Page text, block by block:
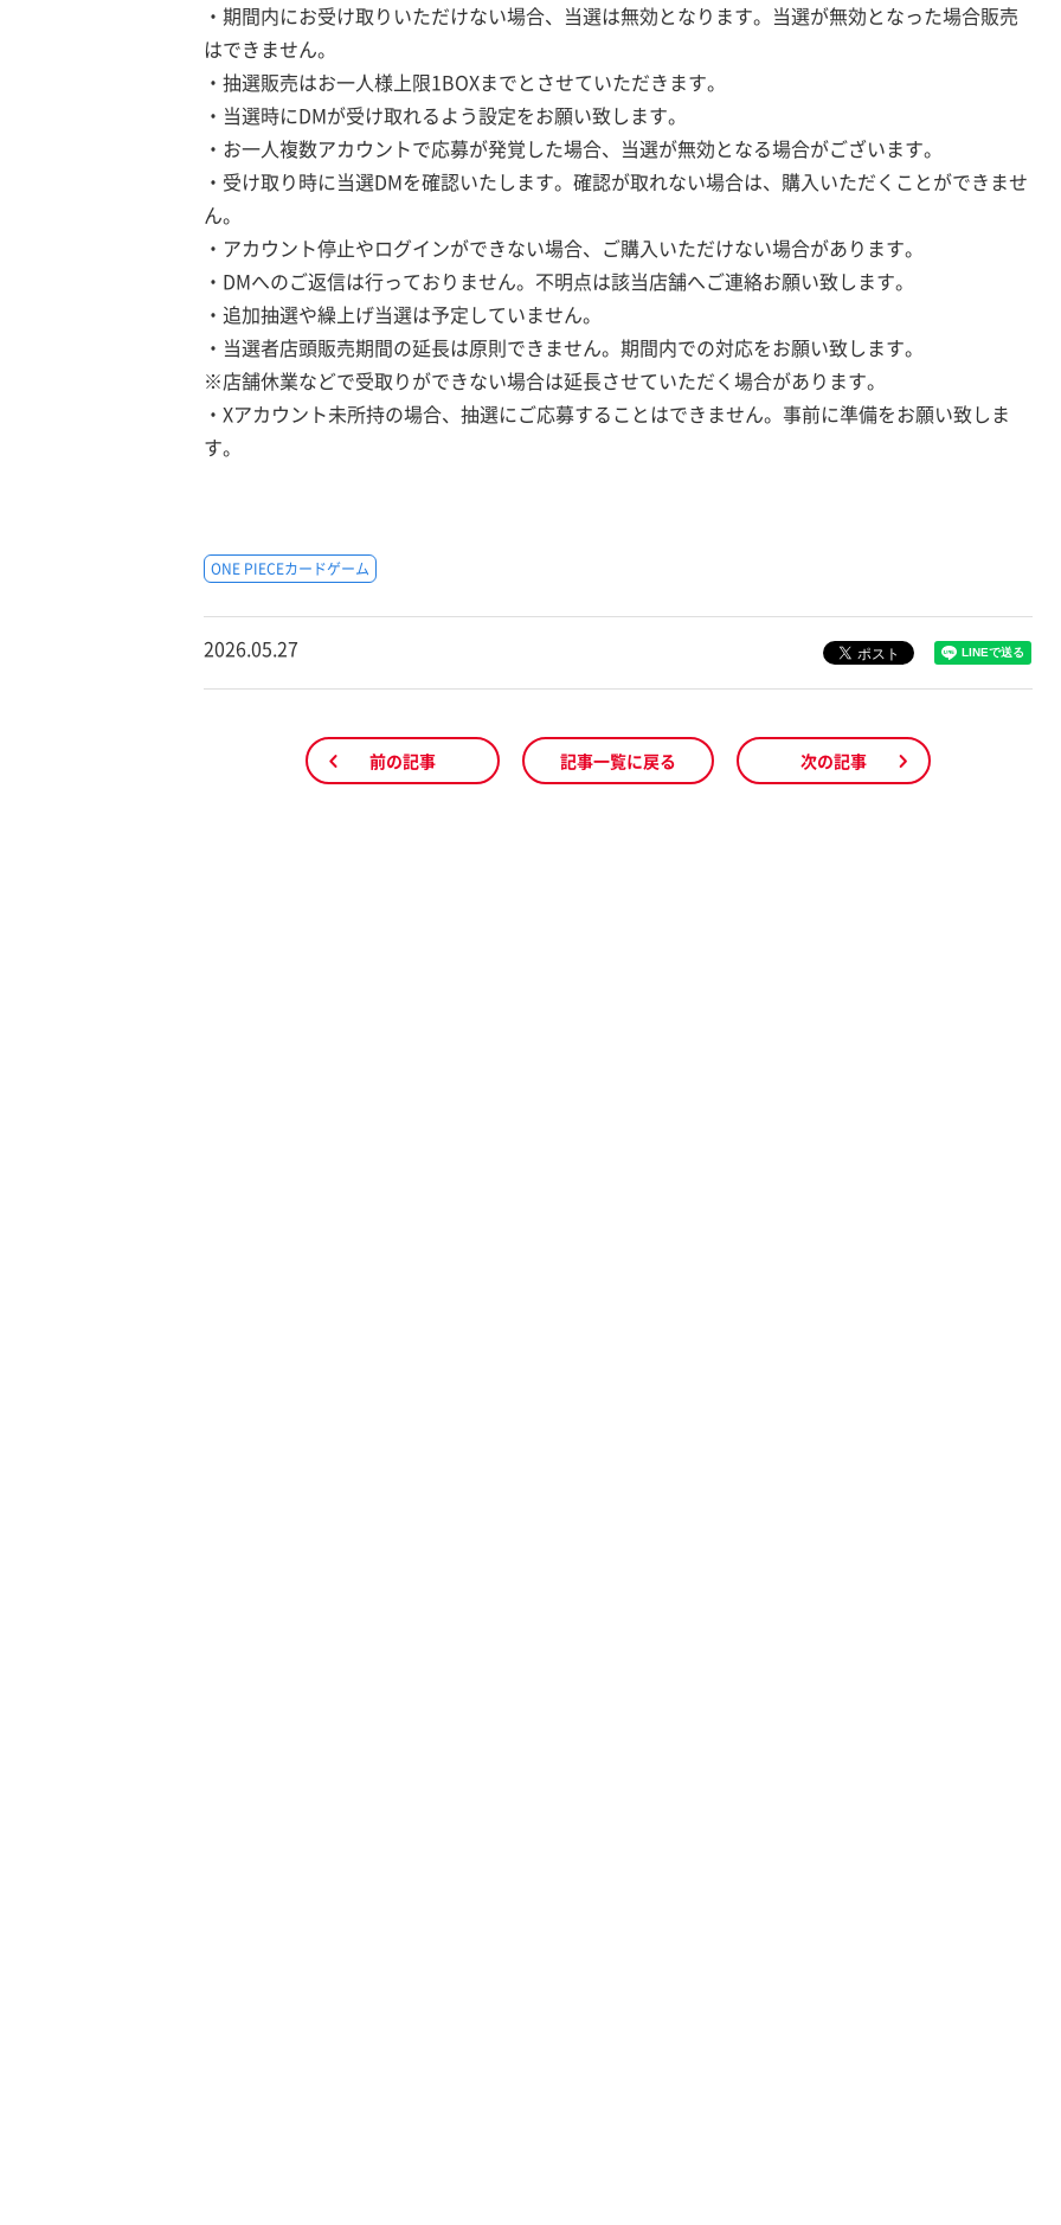
・期間内にお受け取りいただけない場合、当選は無効となります。当選が無効となった場合販売
はできません。
・抽選販売はお一人様上限1BOXまでとさせていただきます。
・当選時にDMが受け取れるよう設定をお願い致します。
・お一人複数アカウントで応募が発覚した場合、当選が無効となる場合がございます。
・受け取り時に当選DMを確認いたします。確認が取れない場合は、購入いただくことができませ
ん。
・アカウント停止やログインができない場合、ご購入いただけない場合があります。
・DMへのご返信は行っておりません。不明点は該当店舗へご連絡お願い致します。
・追加抽選や繰上げ当選は予定していません。
・当選者店頭販売期間の延長は原則できません。期間内での対応をお願い致します。
※店舗休業などで受取りができない場合は延長させていただく場合があります。
・Xアカウント未所持の場合、抽選にご応募することはできません。事前に準備をお願い致しま
す。
ONE PIECEカードゲーム
2026.05.27
前の記事 記事一覧に戻る 次の記事